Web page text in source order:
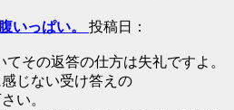
いっぱい。 投稿日：
てその返答の仕方は失礼ですよ。
じない受け答えの
い。